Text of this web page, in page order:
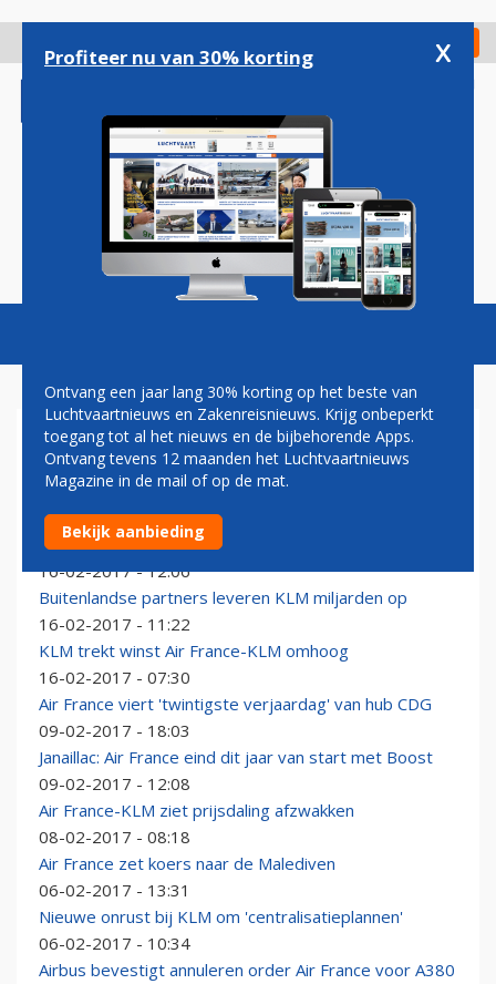
gaan
Check in
Magazine Podcasts Vacatures
AIR FRANCE
Air France-KLM: niet gefaald met Transavia als
prijsvechter
16-02-2017 - 12:06
Buitenlandse partners leveren KLM miljarden op
16-02-2017 - 11:22
KLM trekt winst Air France-KLM omhoog
16-02-2017 - 07:30
Air France viert 'twintigste verjaardag' van hub CDG
09-02-2017 - 18:03
Janaillac: Air France eind dit jaar van start met Boost
09-02-2017 - 12:08
Air France-KLM ziet prijsdaling afzwakken
08-02-2017 - 08:18
Air France zet koers naar de Malediven
06-02-2017 - 13:31
Nieuwe onrust bij KLM om 'centralisatieplannen'
06-02-2017 - 10:34
Airbus bevestigt annuleren order Air France voor A380
Profiteer nu van 30% korting x
Ontvang een jaar lang 30% korting op het beste van
Luchtvaartnieuws en Zakenreisnieuws. Krijg onbeperkt
toegang tot al het nieuws en de bijbehorende Apps.
Ontvang tevens 12 maanden het Luchtvaartnieuws
Magazine in de mail of op de mat.
Bekijk aanbieding